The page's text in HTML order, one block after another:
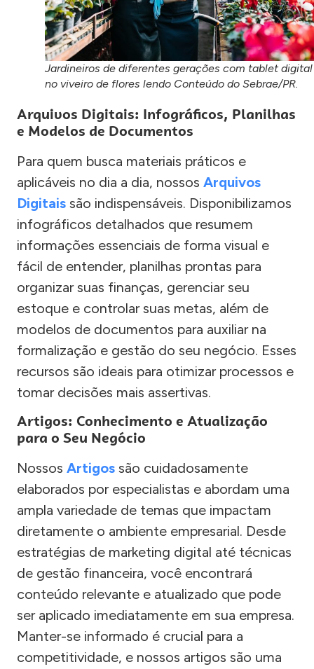
Jardineiros de diferentes gerações com tablet digital
no viveiro de flores lendo Conteúdo do Sebrae/PR.
Arquivos Digitais: Infográficos, Planilhas
e Modelos de Documentos
Para quem busca materiais práticos e
aplicáveis no dia a dia, nossos Arquivos
Digitais são indispensáveis. Disponibilizamos
infográficos detalhados que resumem
informações essenciais de forma visual e
fácil de entender, planilhas prontas para
organizar suas finanças, gerenciar seu
estoque e controlar suas metas, além de
modelos de documentos para auxiliar na
formalização e gestão do seu negócio. Esses
recursos são ideais para otimizar processos e
tomar decisões mais assertivas.
Artigos: Conhecimento e Atualização
para o Seu Negócio
Nossos Artigos são cuidadosamente
elaborados por especialistas e abordam uma
ampla variedade de temas que impactam
diretamente o ambiente empresarial. Desde
estratégias de marketing digital até técnicas
de gestão financeira, você encontrará
conteúdo relevante e atualizado que pode
ser aplicado imediatamente em sua empresa.
Manter-se informado é crucial para a
competitividade, e nossos artigos são uma